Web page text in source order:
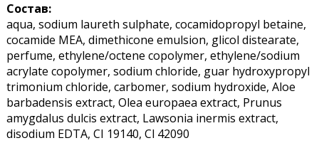
Состав:
aqua, sodium laureth sulphate, cocamidopropyl betaine,
cocamide MEA, dimethicone emulsion, glicol distearate,
perfume, ethylene/octene copolymer, ethylene/sodium
acrylate copolymer, sodium chloride, guar hydroxypropyl
trimonium chloride, carbomer, sodium hydroxide, Aloe
barbadensis extract, Olea europaea extract, Prunus
amygdalus dulcis extract, Lawsonia inermis extract,
disodium EDTA, CI 19140, Cl 42090